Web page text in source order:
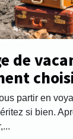
de
?
partir en
si bien.